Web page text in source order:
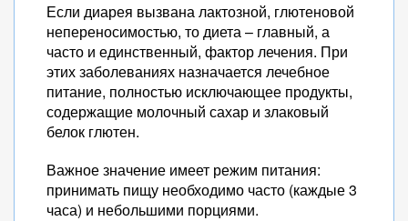
Если диарея вызвана лактозной, глютеновой
непереносимостью, то диета – главный, а
часто и единственный, фактор лечения. При
этих заболеваниях назначается лечебное
питание, полностью исключающее продукты,
содержащие молочный сахар и злаковый
белок глютен.
Важное значение имеет режим питания:
принимать пищу необходимо часто (каждые 3
часа) и небольшими порциями.